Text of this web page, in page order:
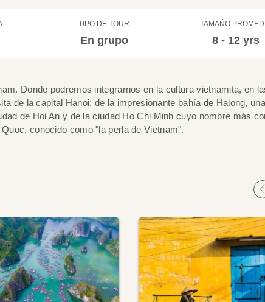
TIPO DE TOUR
En grupo
TAMAÑO
8 - 12 yrs
Donde podremos integrarnos en la cultura vietnamita, en
de la capital Hanoi; de la impresionante bahía de Halong,
de Hoi An y de la ciudad Ho Chi Minh cuyo nombre más
conocido como "la perla de Vietnam".